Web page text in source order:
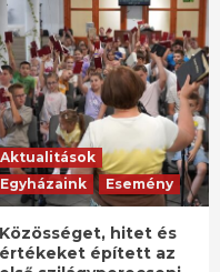
Aktualitások
Egyházaink
Esemény
Közösséget, hitet és
értékeket épített az